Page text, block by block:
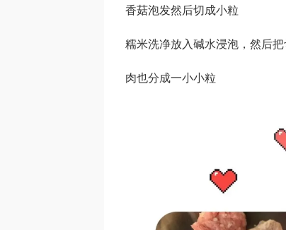
香菇泡发然后切成小粒
糯米洗净放入碱水浸泡，然后
肉也分成一小小粒